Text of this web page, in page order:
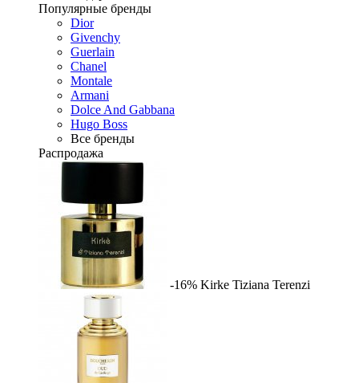
Популярные бренды
Dior
Givenchy
Guerlain
Chanel
Montale
Armani
Dolce And Gabbana
Hugo Boss
Все бренды
Распродажа
-16% Kirke Tiziana Terenzi